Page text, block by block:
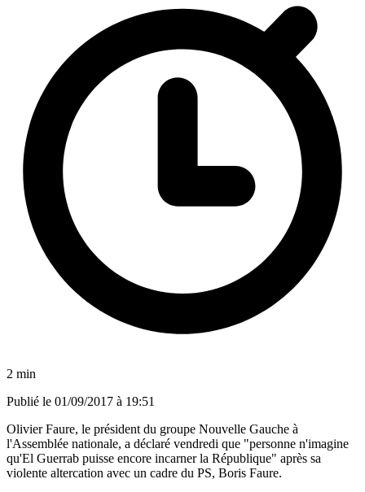
2 min
Publié le 01/09/2017 à 19:51
Olivier Faure, le président du groupe Nouvelle Gauche à
l'Assemblée nationale, a déclaré vendredi que "personne n'imagine
qu'El Guerrab puisse encore incarner la République" après sa
violente altercation avec un cadre du PS, Boris Faure.